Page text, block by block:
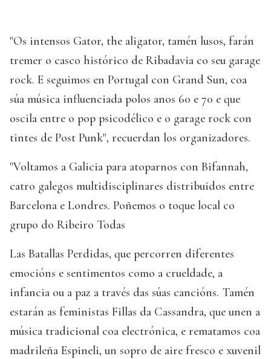
"Os intensos Gator, the aligator, tamén lusos, farán
tremer o casco histórico de Ribadavia co seu garage
rock. E seguimos en Portugal con Grand Sun, coa
súa música influenciada polos anos 60 e 70 e que
oscila entre o pop psicodélico e o garage rock con
tintes de Post Punk", recuerdan los organizadores.
"Voltamos a Galicia para atoparnos con Bifannah,
catro galegos multidisciplinares distribuidos entre
Barcelona e Londres. Poñemos o toque local co
grupo do Ribeiro Todas
Las Batallas Perdidas, que percorren diferentes
emocións e sentimentos como a crueldade, a
infancia ou a paz a través das súas cancións. Tamén
estarán as feministas Fillas da Cassandra, que unen a
música tradicional coa electrónica, e rematamos coa
madrileña Espineli, un sopro de aire fresco e xuvenil